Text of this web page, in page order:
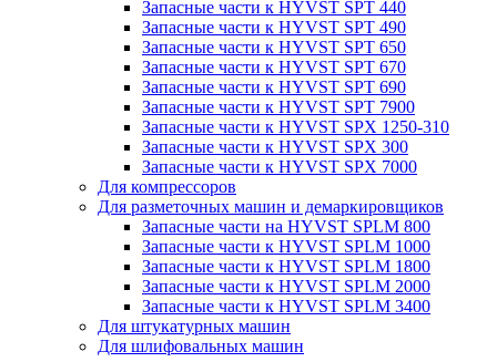
Запасные части к HYVST SPT 440
Запасные части к HYVST SPT 490
Запасные части к HYVST SPT 650
Запасные части к HYVST SPT 670
Запасные части к HYVST SPT 690
Запасные части к HYVST SPT 7900
Запасные части к HYVST SPX 1250-310
Запасные части к HYVST SPX 300
Запасные части к HYVST SPX 7000
Для компрессоров
Для разметочных машин и демаркировщиков
Запасные части на HYVST SPLM 800
Запасные части к HYVST SPLM 1000
Запасные части к HYVST SPLM 1800
Запасные части к HYVST SPLM 2000
Запасные части к HYVST SPLM 3400
Для штукатурных машин
Для шлифовальных машин